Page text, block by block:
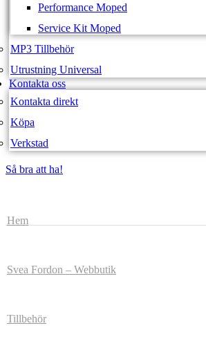
Performance Moped
Service Kit Moped
MP3 Tillbehör
Utrustning Universal
Kontakta oss
Kontakta direkt
Köpa
Verkstad
Så bra att ha!
Hem
Svea Fordon – Webbutik
Tillbehör